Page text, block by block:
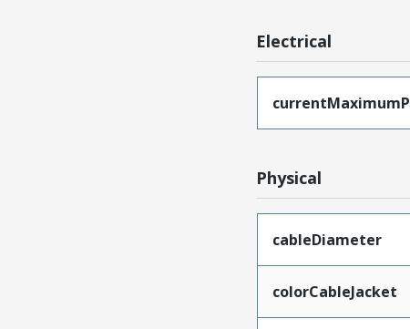
Electrical
Physical
cableDiameter
colorCableJacket